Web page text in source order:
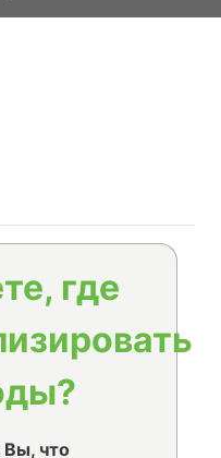
где
Вы, что